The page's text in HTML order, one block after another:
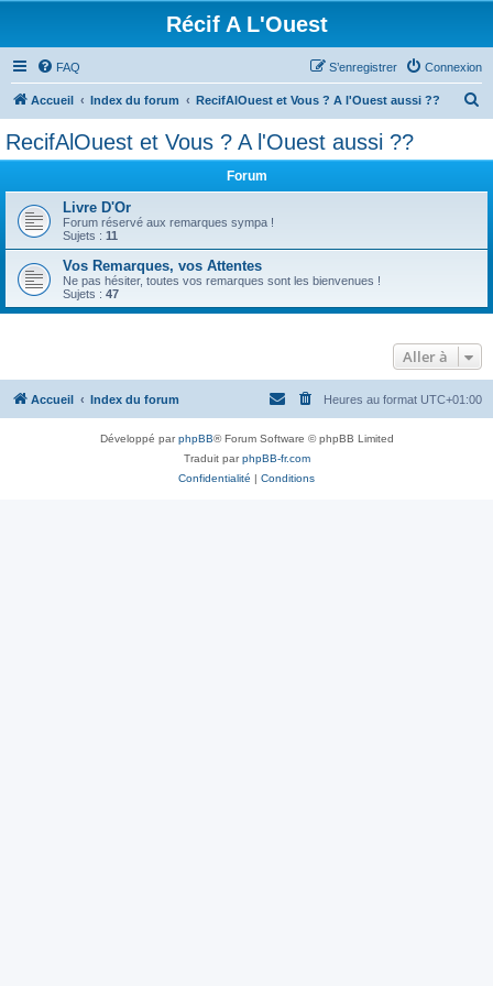
Récif A L'Ouest
FAQ Connexion
S’enregistrer
Accueil Index du forum RecifAlOuest et Vous ? A l'Ouest aussi ??
e
RecifAlOuest et Vous ? A l'Ouest aussi ??
Forum
Livre D'Or
Forum réservé aux remarques sympa !
Sujets : 11
Vos Remarques, vos Attentes
Ne pas hésiter, toutes vos remarques sont les bienvenues !
Sujets : 47
Aller à
Accueil Index du forum Heures au format UTC+01:00
Développé parphpBB® Forum Software © phpBB Limited
Traduit parphpBB-fr.com
Confidentialité | Conditions